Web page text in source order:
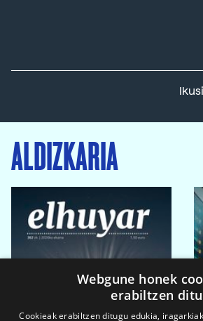
ALDIZKARIA
Webgune honek
erabiltzen ditu
Cookieak erabiltzen ditugu edukia,